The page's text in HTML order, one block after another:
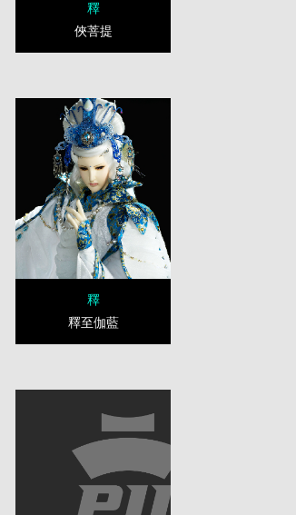
釋
俠菩提
釋
釋至伽藍